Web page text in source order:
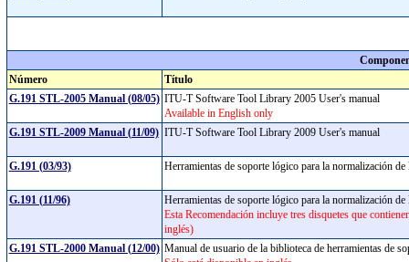
Número
Título
G.191 STL-2005 Manual (08/05) ITU-T Software Tool Library 2005 User's manual
Available in English only
G.191 STL-2009 Manual (11/09) ITU-T Software Tool Library 2009 User's manual
G.191 (03/93) Herramientas de soporte lógico para la normalización
G.191 (11/96)
Herramientas de soporte lógico para la normalización
Esta Recomendación incluye tres disquetes que
inglés)
G.191 STL-2000 Manual (12/00) Manual de usuario de la biblioteca de herramientas de